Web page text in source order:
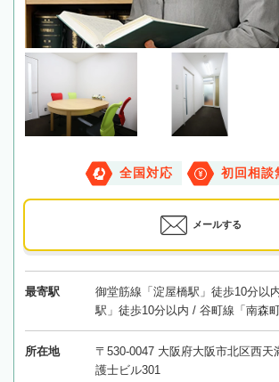
全国対応 初回相談
メールする
最寄駅
御堂筋線「淀屋橋駅」徒歩10分以
駅」徒歩10分以内 / 谷町線「南森
所在地
〒530-0047 大阪府大阪市北区西天
護士ビル301